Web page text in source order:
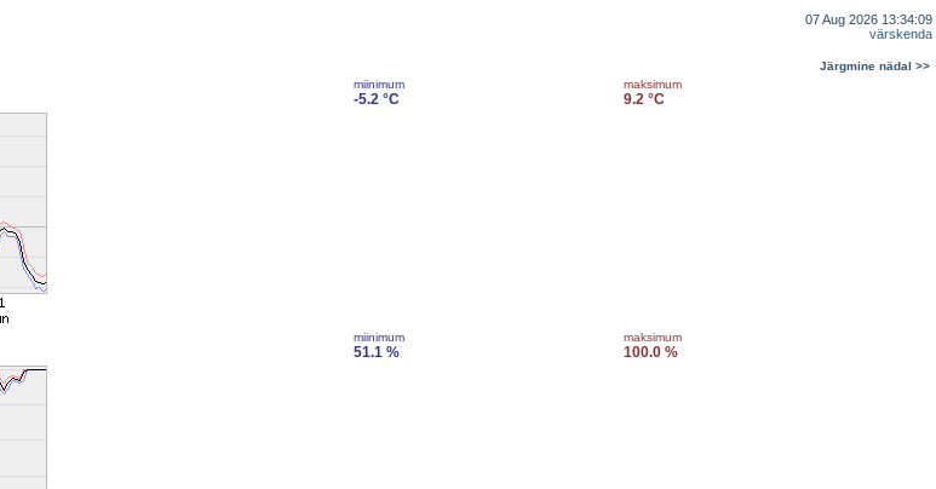
07 Aug 2026 13:34:09
värskenda
Järgmine nädal >>
miinimum
-5.2 °C
maksimum
9.2 °C
miinimum
51.1 %
maksimum
100.0 %